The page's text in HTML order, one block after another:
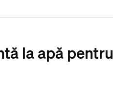
la apă pentru